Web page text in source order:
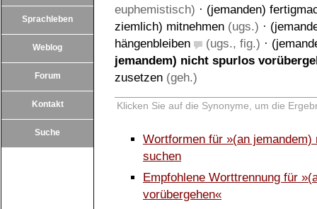
Sprachleben
Weblog
Forum
Kontakt
Suche
euphemistisch) · (jemanden)
ziemlich) mitnehmen (ugs.) ·
hängenbleiben
(ugs., fig.) ·
jemandem) nicht spurlos
zusetzen (geh.)
Klicken Sie auf die Synonyme, um die
Wortformen für »(an
suchen
Empfohlene Worttrennung für
vorübergehen«